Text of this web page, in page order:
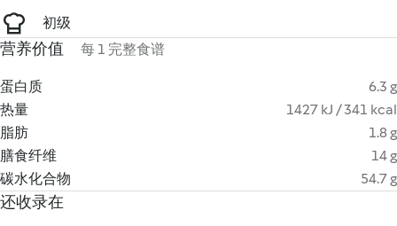
初级
营养价值 每 1 完整食谱
蛋白质
6.3 g
热量
1427 kJ / 341 kcal
脂肪
1.8 g
膳食纤维
14 g
碳水化合物
54.7 g
还收录在